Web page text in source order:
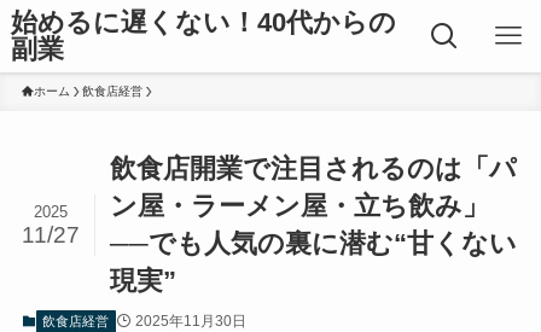
始めるに遅くない！40代からの
副業
ホーム 飲食店経営
飲食店開業で注目されるのは「パ
ン屋・ラーメン屋・立ち飲み」
──でも人気の裏に潜む“甘くない
現実”
2025
11/27
飲食店経営 2025年11月30日